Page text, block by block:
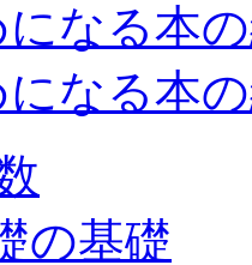
なる本
なる本
の基礎